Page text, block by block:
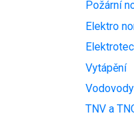
Požární
Elektro
Vytápění
TNV a